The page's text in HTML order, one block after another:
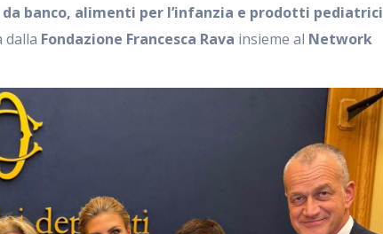
banco, alimenti per l’infanzia e prodotti pediatrici
dalla Fondazione Francesca Rava insieme al Network